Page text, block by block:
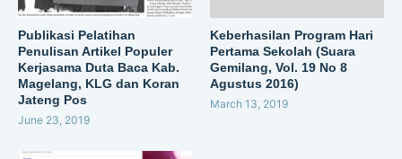
Publikasi Pelatihan
Penulisan Artikel Populer
Kerjasama Duta Baca Kab.
Magelang, KLG dan Koran
Jateng Pos
June 23, 2019
Keberhasilan Program Hari
Pertama Sekolah (Suara
Gemilang, Vol. 19 No 8
Agustus 2016)
March 13, 2019